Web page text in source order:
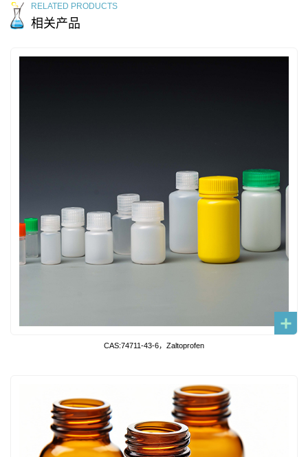
RELATED PRODUCTS
相关产品
CAS:74711-43-6，Zaltoprofen